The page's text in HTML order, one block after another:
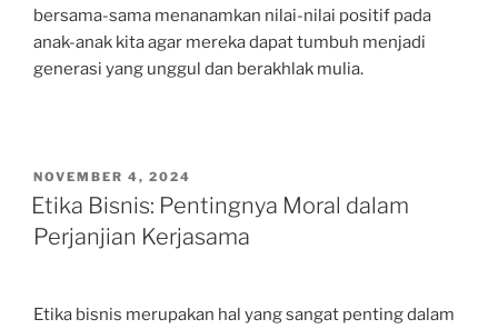
bersama-sama menanamkan nilai-nilai positif pada
anak-anak kita agar mereka dapat tumbuh menjadi
generasi yang unggul dan berakhlak mulia.
POSTED
ON
NOVEMBER 4, 2024
Etika Bisnis: Pentingnya Moral dalam
Perjanjian Kerjasama
Etika bisnis merupakan hal yang sangat penting dalam